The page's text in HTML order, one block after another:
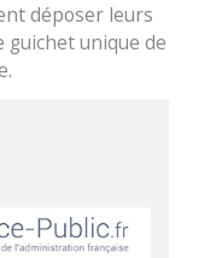
déposer leurs
guichet unique de
.